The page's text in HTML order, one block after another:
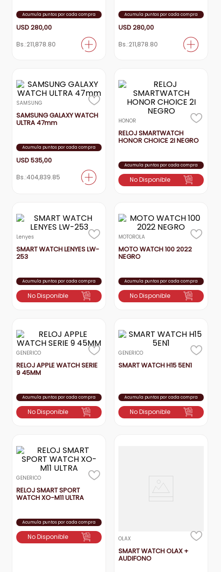
Acumula puntos por cada compra
USD280,00
Bs.:211,878.80
Acumula puntos por cada compra
USD280,00
Bs.:211,878.80
SAMSUNG
SAMSUNG GALAXY WATCH
ULTRA 47mm
Acumula puntos por cada compra
USD535,00
Bs.:404,839.85
HONOR
RELOJ SMARTWATCH
HONOR CHOICE 2I NEGRO
Acumula puntos por cada compra
No Disponible
Lenyes
SMART WATCH LENYES LW-
253
Acumula puntos por cada compra
No Disponible
MOTOROLA
MOTO WATCH 100 2022
NEGRO
Acumula puntos por cada compra
No Disponible
GENERICO
RELOJ APPLE WATCH SERIE
9 45MM
Acumula puntos por cada compra
No Disponible
GENERICO
SMART WATCH H15 5EN1
Acumula puntos por cada compra
No Disponible
GENERICO
RELOJ SMART SPORT
WATCH XO-M11 ULTRA
Acumula puntos por cada compra
No Disponible OLAX
SMART WATCH OLAX +
AUDIFONO